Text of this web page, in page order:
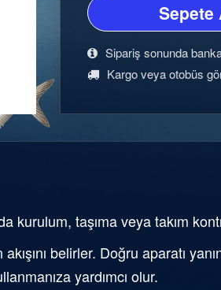
Sepete
Sipariş sonunda
Kargo veya otobüs
kurulum, taşıma veya takım
belirler. Doğru aparatı
yardımcı olur.